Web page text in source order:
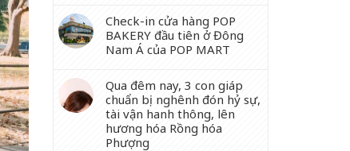
Check-in cửa hàng POP
BAKERY đầu tiên ở Đông
Nam Á của POP MART
Qua đêm nay, 3 con giáp
chuẩn bị nghênh đón hỷ sự,
tài vận hanh thông, lên
hương hóa Rồng hóa
Phượng